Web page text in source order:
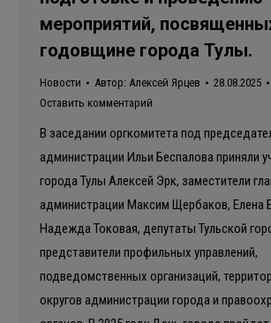
мероприятий,
годовщине города Тулы.
Новости Автор: Алексей Ярцев
28.08.2025
Оставить комментарий
В заседании оргкомитета под
администрации Ильи Беспалова приняли
города Тулы Алексей Эрк, заместители
администрации Максим Щербаков, Елена
Надежда Токовая, депутаты Тульской
представители профильных управлений,
подведомственных организаций,
округов администрации города и